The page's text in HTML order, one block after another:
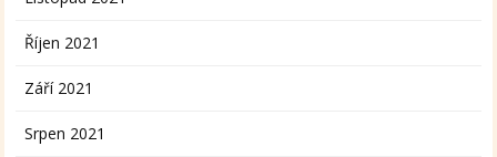
Říjen 2021
Září 2021
Srpen 2021